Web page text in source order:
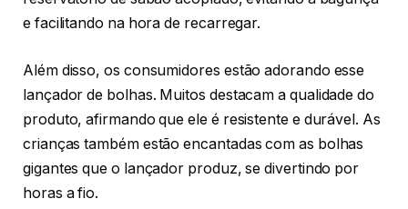
e facilitando na hora de recarregar.
Além disso, os consumidores estão adorando esse
lançador de bolhas. Muitos destacam a qualidade do
produto, afirmando que ele é resistente e durável. As
crianças também estão encantadas com as bolhas
gigantes que o lançador produz, se divertindo por
horas a fio.